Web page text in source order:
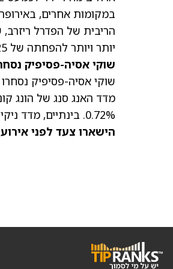
במקומות אחרים,
הריבית של הפדרל
יותר ויותר להפחתה של 25 נקודות בסיס.
שוקי אסיה-פסיפיק
שוקי אסיה-פסיפיק
0.72%. בינתיים, מדד ניקיי של יפן עלה ב-0.14%, וה- Topix עלה ב-0.02%.
הישארו צעד לפני